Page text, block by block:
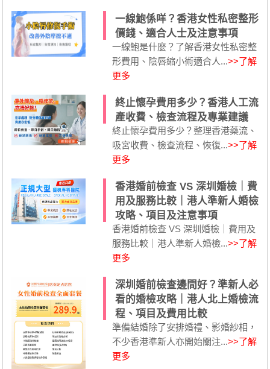
一線鮑係咩？香港女性私密整形
價錢、適合人士及注意事項
一線鮑是什麼？了解香港女性私密整
形費用、陰唇縮小術適合人...>>了解
更多
終止懷孕費用多少？香港人工流
產收費、檢查流程及專業建議
終止懷孕費用多少？整理香港藥流、
吸宮收費、檢查流程、恢復...>>了解
更多
香港婚前檢查 VS 深圳婚檢｜費
用及服務比較｜港人準新人婚檢
攻略、項目及注意事項
香港婚前檢查 VS 深圳婚檢｜費用及
服務比較｜港人準新人婚檢...>>了解
更多
深圳婚前檢查邊間好？準新人必
看的婚檢攻略｜港人北上婚檢流
程、項目及費用比較
準備結婚除了安排婚禮、影婚紗相，
不少香港準新人亦開始關注...>>了解
更多